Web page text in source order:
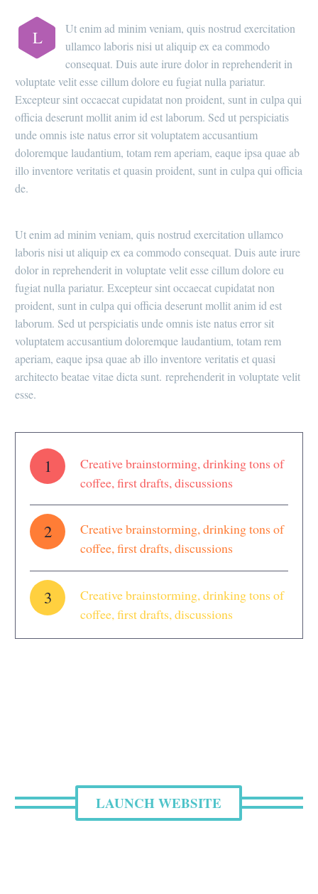
L
Ut enim ad minim veniam, quis nostrud exercitation
ullamco laboris nisi ut aliquip ex ea commodo
consequat. Duis aute irure dolor in reprehenderit in
voluptate velit esse cillum dolore eu fugiat nulla pariatur.
Excepteur sint occaecat cupidatat non proident, sunt in culpa qui
officia deserunt mollit anim id est laborum. Sed ut perspiciatis
unde omnis iste natus error sit voluptatem accusantium
doloremque laudantium, totam rem aperiam, eaque ipsa quae ab
illo inventore veritatis et quasin proident, sunt in culpa qui officia
de.
Ut enim ad minim veniam, quis nostrud exercitation ullamco
laboris nisi ut aliquip ex ea commodo consequat. Duis aute irure
dolor in reprehenderit in voluptate velit esse cillum dolore eu
fugiat nulla pariatur. Excepteur sint occaecat cupidatat non
proident, sunt in culpa qui officia deserunt mollit anim id est
laborum. Sed ut perspiciatis unde omnis iste natus error sit
voluptatem accusantium doloremque laudantium, totam rem
aperiam, eaque ipsa quae ab illo inventore veritatis et quasi
architecto beatae vitae dicta sunt. reprehenderit in voluptate velit
esse.
1
Creative brainstorming, drinking tons of
coffee, first drafts, discussions
2
Creative brainstorming, drinking tons of
coffee, first drafts, discussions
3
Creative brainstorming, drinking tons of
coffee, first drafts, discussions
LAUNCH WEBSITE